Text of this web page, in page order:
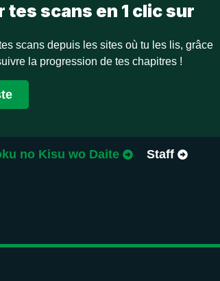
tes scans en 1 clic sur
scans depuis les sites où tu les lis, grâce
la progression de tes chapitres !
no Kisu wo Daite Staff